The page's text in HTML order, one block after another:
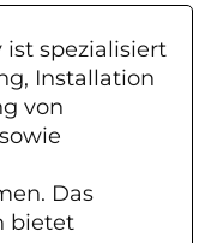
ist spezialisiert
Installation
von
Das
bietet